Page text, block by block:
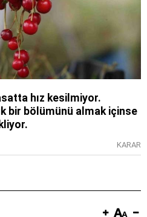
hız kesilmiyor.
bir bölümünü almak içinse
KARAR